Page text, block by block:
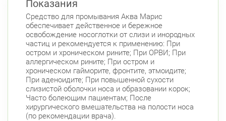
Невский район
ул. Чудновского, д. 19 (Российский пр., д. 7)
Круглосуточно
Проспект Большевиков
ул. Дыбенко ул., д. 8, к. 3 Круглосуточно
Улица Дыбенко
Петроградский район
Чкаловский пр., д. 60 Круглосуточно
Показания
Средство для промывания Аква Марис
обеспечивает действенное и бережное
освобождение носоглотки от слизи и инородных
частиц и рекомендуется к применению: При
остром и хроническом рините; При ОРВИ; При
аллергическом рините; При остром и
хроническом гайморите, фронтите, этмоидите;
При аденоидите; При повышенной сухости
слизистой оболочки носа и образовании корок;
Часто болеющим пациентам; После
хирургического вмешательства на полости носа
(по рекомендации врача).